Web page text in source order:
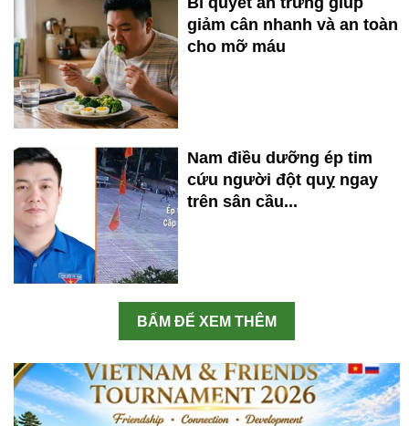
giảm cân nhanh và an toàn
cho mỡ máu
Nam điều dưỡng ép tim
cứu người đột quỵ ngay
trên sân cầu...
BẤM ĐỂ XEM THÊM